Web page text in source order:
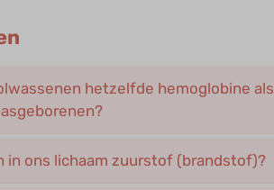
hetzelfde hemoglobine als
in ons lichaam zuurstof (brandstof)?